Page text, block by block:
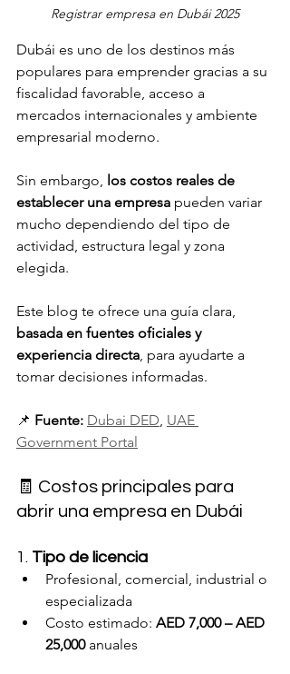
Registrar empresa en Dubái 2025
Dubái es uno de los destinos más
populares para emprender gracias a su
fiscalidad favorable, acceso a
mercados internacionales y ambiente
empresarial moderno.
Sin embargo, los costos reales de
establecer una empresa pueden variar
mucho dependiendo del tipo de
actividad, estructura legal y zona
elegida.
Este blog te ofrece una guía clara,
basada en fuentes oficiales y
experiencia directa, para ayudarte a
tomar decisiones informadas.
📌 Fuente: Dubai DED, UAE
Government Portal
🧾 Costos principales para
abrir una empresa en Dubái
1. Tipo de licencia
Profesional, comercial, industrial o
especializada
Costo estimado: AED 7,000 – AED
25,000 anuales